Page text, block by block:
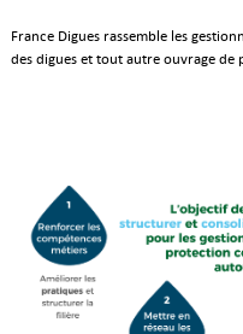
France Digues rassemble les
des digues et tout autre ouvrage